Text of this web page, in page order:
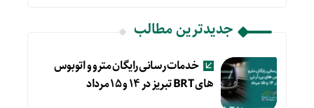
جدیدترین مطالب
خدمات رسانی رایگان مترو و اتوبوس
های BRT تبریز در ۱۴ و ۱۵ مرداد